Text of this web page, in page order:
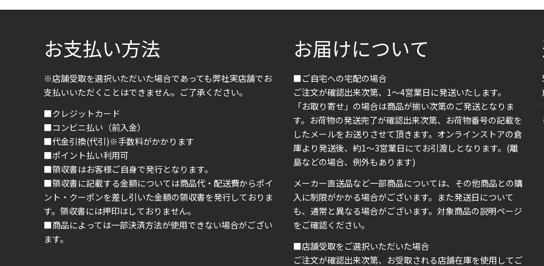
お支払い方法
※店舗受取を選択いただいた場合であっても弊社実店舗でお
支払いいただくことはできません。ご了承ください。
■クレジットカード
■コンビニ払い（前入金）
■代金引換(代引)※手数料がかかります
■ポイント払い利用可
■領収書はお客様ご自身で発行となります。
■領収書に記載する金額については商品代・配送費からポイ
ント・クーポンを差し引いた金額の領収書を発行しておりま
す。領収書には押印はしておりません。
■商品によっては一部決済方法が使用できない場合がござい
ます。
お届けについて
■ご自宅への宅配の場合
ご注文が確認出来次第、1～4営業日に発送いたします。
「お取り寄せ」の場合は商品が揃い次第のご発送となりま
す。お荷物の発送完了が確認出来次第、お荷物番号の記載を
したメールをお送りさせて頂きます。オンラインストアの倉
庫より発送後、約1～3営業日にてお引渡しとなります。(離
島などの場合、例外もあります)
メーカー直送品など一部商品については、その他商品との購
入に制限がかかる場合がございます。また発送日について
も、通常と異なる場合がございます。対象商品の説明ページ
をご確認ください。
■店舗受取をご選択いただいた場合
ご注文が確認出来次第、お受取される店舗在庫を使用してご